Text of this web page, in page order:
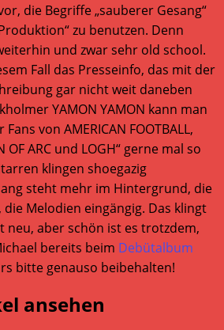
die Begriffe „sauberer Gesang“
zu benutzen. Denn
und zwar sehr old school.
Fall das Presseinfo, das mit der
gar nicht weit daneben
YAMON YAMON kann man
von AMERICAN FOOTBALL,
OF ARC und LOGH“ gerne mal so
klingen shoegazig
steht mehr im Hintergrund, die
Melodien eingängig. Das klingt
neu, aber schön ist es trotzdem,
bereits beim Debütalbum
bitte genauso beibehalten!
ansehen